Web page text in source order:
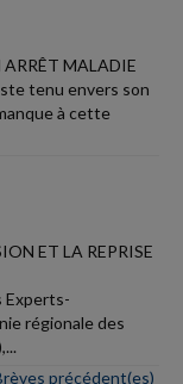
MALADIE
tenu envers son
à cette
ET LA REPRISE
Experts-
régionale des
précédent(es)